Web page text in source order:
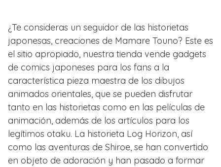
¿Te consideras un seguidor de las historietas
japonesas, creaciones de Mamare Touno? Este es
el sitio apropiado, nuestra tienda vende gadgets
de comics japoneses para los fans a la
característica pieza maestra de los dibujos
animados orientales, que se pueden disfrutar
tanto en las historietas como en las películas de
animación, además de los artículos para los
legítimos otaku. La historieta Log Horizon, así
como las aventuras de Shiroe, se han convertido
en objeto de adoración y han pasado a formar